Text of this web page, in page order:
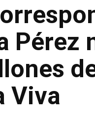
Pérez
Viva